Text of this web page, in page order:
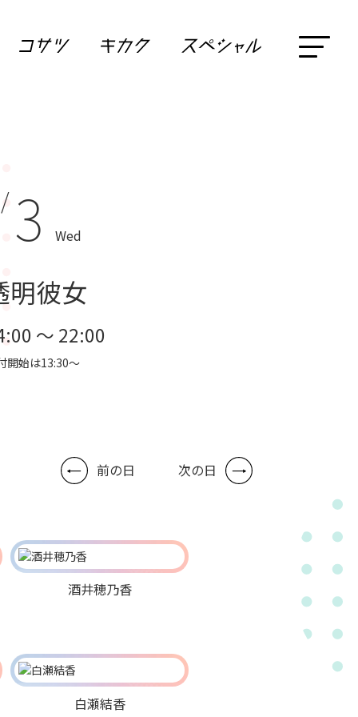
3Wed
明彼女
～ 22:00
開始は13:30～
前の日 次の日
酒井穂乃香
白瀬結香